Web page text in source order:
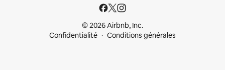
© 2026 Airbnb, Inc.
Confidentialité
Conditions générales